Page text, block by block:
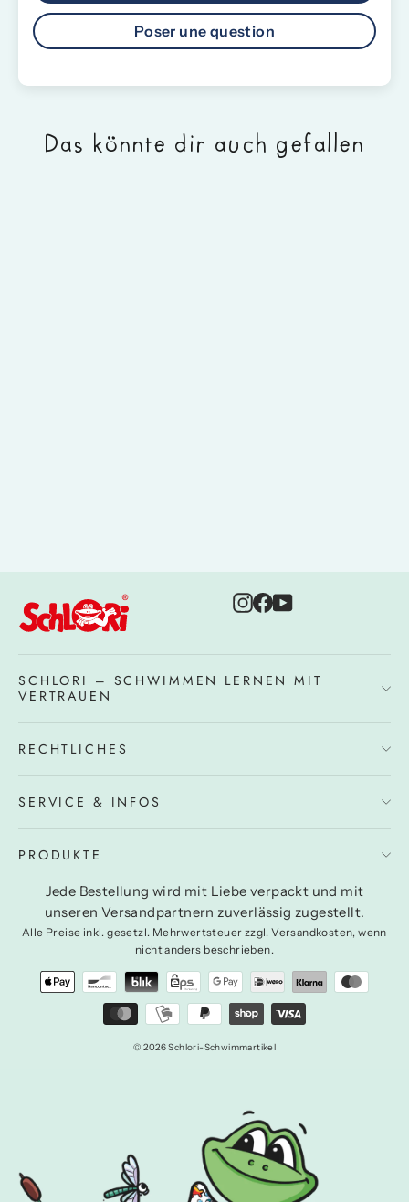
Poser une question
Das könnte dir auch gefallen
Instagram
Facebook
YouTube
SCHLORI – SCHWIMMEN LERNEN MIT
VERTRAUEN
RECHTLICHES
SERVICE & INFOS
PRODUKTE
Jede Bestellung wird mit Liebe verpackt und mit
unseren Versandpartnern zuverlässig zugestellt.
Alle Preise inkl. gesetzl. Mehrwertsteuer zzgl. Versandkosten, wenn
nicht anders beschrieben.
© 2026 Schlori-Schwimmartikel